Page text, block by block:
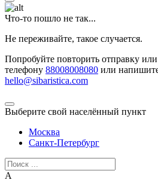
Что-то пошло не так...
Не переживайте, такое случается.
Попробуйте повторить отправку
телефону 88008008080 или
hello@sibaristica.com
Выберите свой населённый пункт
Москва
Санкт-Петербург
А